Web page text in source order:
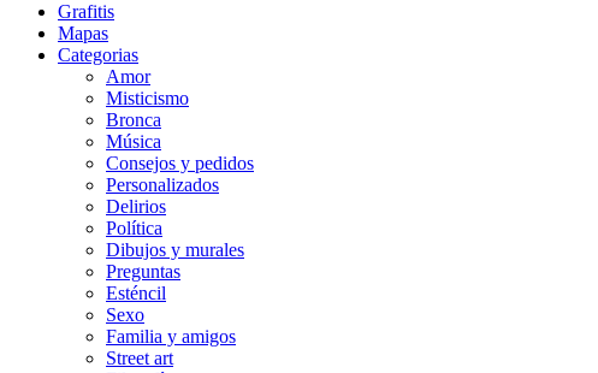
Grafitis
Mapas
Categorias
Amor
Misticismo
Bronca
Música
Consejos y pedidos
Personalizados
Delirios
Política
Dibujos y murales
Preguntas
Esténcil
Sexo
Familia y amigos
Street art